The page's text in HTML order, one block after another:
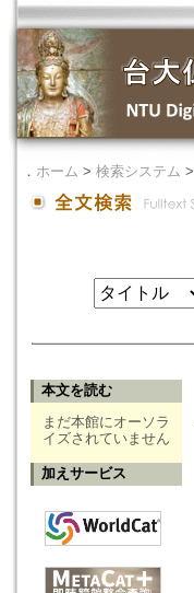
． ホーム > 検索システム >
本文を読む
まだ本館にオーソラ
イズされていません
加えサービス